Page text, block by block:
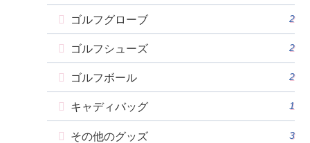
ゴルフグローブ 2
ゴルフシューズ 2
ゴルフボール 2
キャディバッグ 1
その他のグッズ 3